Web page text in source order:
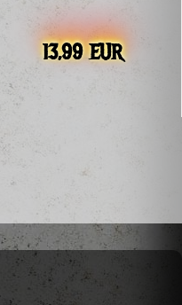
13,99 EUR